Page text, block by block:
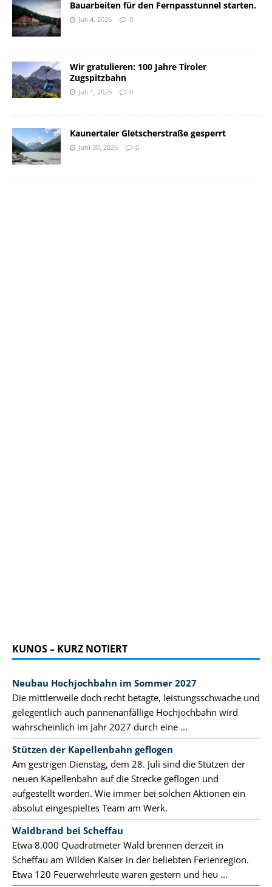
Bauarbeiten für den Fernpasstunnel starten.
Juli 4, 2026 0
Wir gratulieren: 100 Jahre Tiroler
Zugspitzbahn
Juli 1, 2026 0
Kaunertaler Gletscherstraße gesperrt
Juni 30, 2026 0
KUNOS – KURZ NOTIERT
Neubau Hochjochbahn im Sommer 2027
Die mittlerweile doch recht betagte, leistungsschwache und
gelegentlich auch pannenanfällige Hochjochbahn wird
wahrscheinlich im Jahr 2027 durch eine ...
Stützen der Kapellenbahn geflogen
Am gestrigen Dienstag, dem 28. Juli sind die Stützen der
neuen Kapellenbahn auf die Strecke geflogen und
aufgestellt worden. Wie immer bei solchen Aktionen ein
absolut eingespieltes Team am Werk.
Waldbrand bei Scheffau
Etwa 8.000 Quadratmeter Wald brennen derzeit in
Scheffau am Wilden Kaiser in der beliebten Ferienregion.
Etwa 120 Feuerwehrleute waren gestern und heu ...